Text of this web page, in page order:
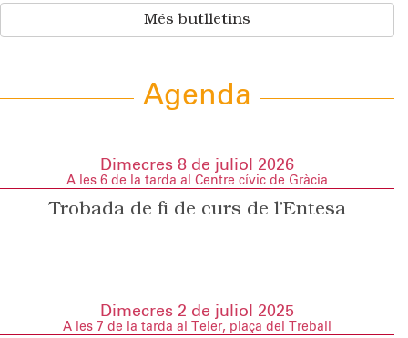
Més butlletins
Agenda
Dimecres 8 de juliol 2026
A les 6 de la tarda al Centre cívic de Gràcia
Trobada de fi de curs de l’Entesa
Dimecres 2 de juliol 2025
A les 7 de la tarda al Teler, plaça del Treball